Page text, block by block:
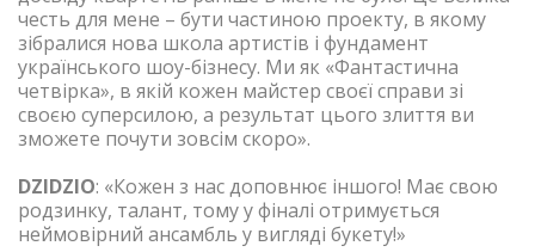
честь для мене – бути частиною проекту, в якому
зібралися нова школа артистів і фундамент
українського шоу-бізнесу. Ми як «Фантастична
четвірка», в якій кожен майстер своєї справи зі
своєю суперсилою, а результат цього злиття ви
зможете почути зовсім скоро».
DZIDZIO: «Кожен з нас доповнює іншого! Має свою
родзинку, талант, тому у фіналі отримується
неймовірний ансамбль у вигляді букету!»